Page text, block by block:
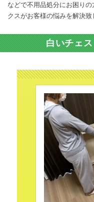
などで不用品処分にお困り
クスがお客様の悩みを解決致
白いチェ